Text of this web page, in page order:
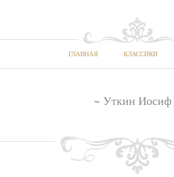
ГЛАВНАЯ КЛАССИКИ
~ Уткин Иосиф